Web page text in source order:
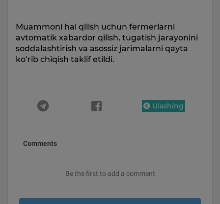
Muammoni hal qilish uchun fermerlarni
avtomatik xabardor qilish, tugatish jarayonini
soddalashtirish va asossiz jarimalarni qayta
ko‘rib chiqish taklif etildi.
Ulashing